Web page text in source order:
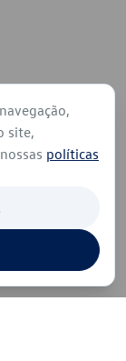
site,
políticas